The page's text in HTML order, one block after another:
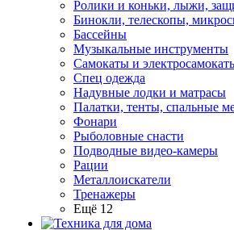
Ролики и коньки, лыжи,
Бинокли, телескопы,
Бассейны
Музыкальные инструменты
Самокаты и
Спец одежда
Надувные лодки и матрасы
Палатки, тенты, спальные
Фонари
Рыболовные снасти
Подводные видео-камеры
Рации
Металлоискатели
Тренажеры
Ещё 12